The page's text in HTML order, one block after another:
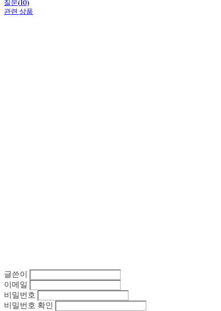
질문(10)
관련 상품
글쓴이
이메일
비밀번호
비밀번호 확인